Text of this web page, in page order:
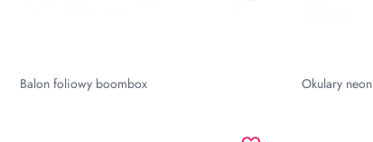
Balon foliowy boombox Okulary neon